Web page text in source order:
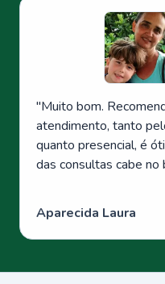
"Muito bom.
atendimento, tanto
quanto presencial, é
das consultas cabe no
Aparecida Laura